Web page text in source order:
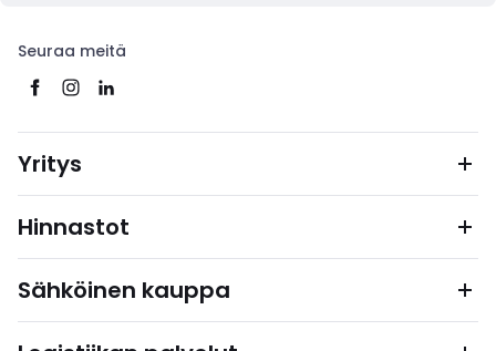
Seuraa meitä
Yritys
Hinnastot
Sähköinen kauppa